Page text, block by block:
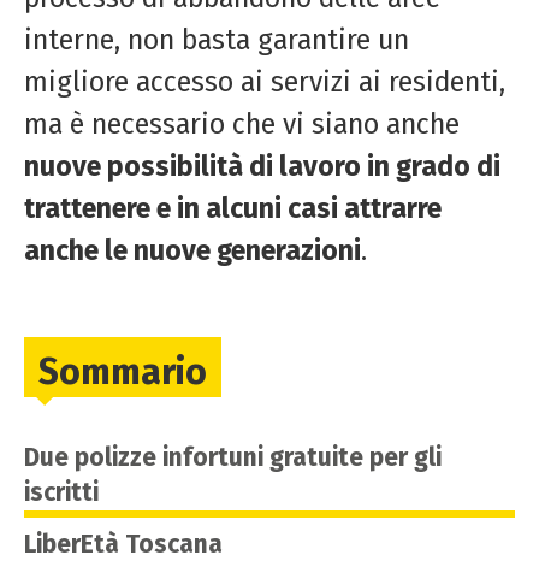
interne, non basta garantire un
migliore accesso ai servizi ai residenti,
ma è necessario che vi siano anche
nuove possibilità di lavoro in grado di
trattenere e in alcuni casi attrarre
anche le nuove generazioni.
Sommario
Due polizze infortuni gratuite per gli
iscritti
LiberEtà Toscana